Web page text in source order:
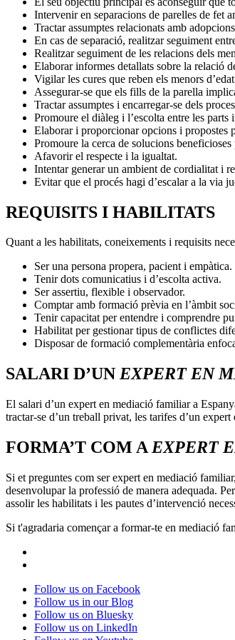
Intervenir en separacions de parelles de fet
Tractar assumptes relacionats amb
En cas de separació, realitzar seguiment
Realitzar seguiment de les relacions dels
Elaborar informes detallats sobre la relació
Vigilar les cures que reben els menors
Assegurar-se que els fills de la parella
Tractar assumptes i encarregar-se dels
Promoure el diàleg i l’escolta entre les parts
Elaborar i proporcionar opcions i propostes
Promoure la cerca de solucions
Afavorir el respecte i la igualtat.
Intentar generar un ambient de cordialitat i
Evitar que el procés hagi d’escalar a la via
REQUISITS I HABILITATS
Quant a les habilitats, coneixements i requisits
Ser una persona propera, pacient i empàtica.
Tenir dots comunicatius i d’escolta activa.
Ser assertiu, flexible i observador.
Comptar amb formació prèvia en l’àmbit
Tenir capacitat per entendre i comprendre
Habilitat per gestionar tipus de conflictes
Disposar de formació complementària
SALARI D’UN EXPERT EN
El salari d’un expert en mediació familiar a
tractar-se d’un treball privat, les tarifes d’un
FORMA’T COM A EXPERT
Si et preguntes com ser expert en mediació
desenvolupar la professió de manera adequada.
assolir les habilitats i les pautes d’intervenció
Si t'agradaria començar a formar-te en mediació
Follow us on Facebook
Follow us in our Blog
Follow us on Bluesky
Follow us on LinkedIn